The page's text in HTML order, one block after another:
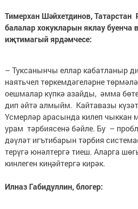
Тимерхан Шәйхетдинов, Татарстан
балалар хокукларын яклау буенча
иҗтимагый ярдәмчесе:
– Туксанынчы еллар кабатланыр
наятьчел төр­кемдә­геләрне
оешмалар күпкә азайды, әм­ма
дип әйтә алмыйм. Кайтавазы
Үсмер­ләр арасында килеп чыккан
урам тәрбиясенә бәйле. Бу –
дәүләт игътибарын тәр­бия
терүгә юнәлтергә тиеш. Аларга
кинлеген киңәйтергә кирәк.
Илназ Габидуллин, блогер: